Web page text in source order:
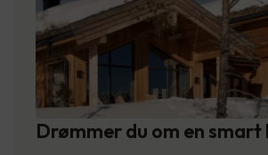
Drømmer du om en smart